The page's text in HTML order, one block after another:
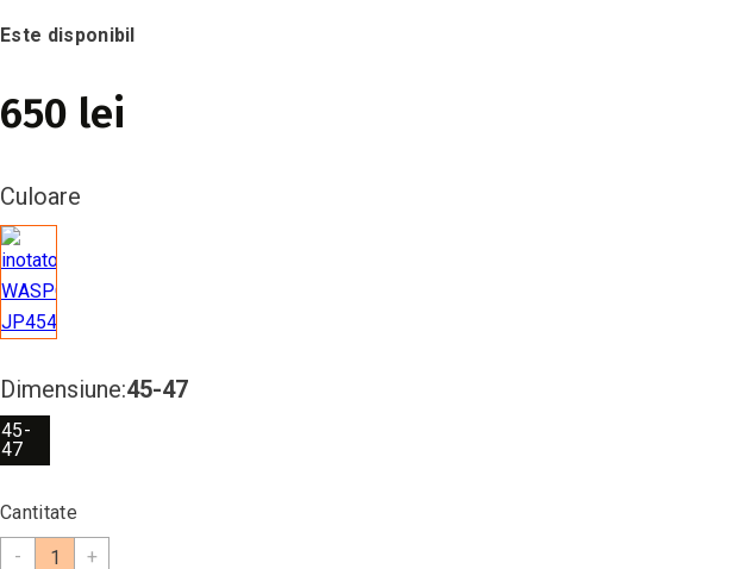
Este disponibil
650 lei
Culoare
Dimensiune:45-47
45-
47
Cantitate
-
+